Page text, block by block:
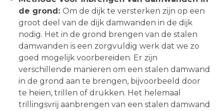
de grond: Om de dijk te versterken zijn op een
groot deel van de dijk damwanden in de dijk
nodig. Het in de grond brengen van de stalen
damwanden is een zorgvuldig werk dat we zo
goed mogelijk voorbereiden. Er zijn
verschillende manieren om een stalen damwand
in de grond aan te brengen, bijvoorbeeld door
te heien, trillen of drukken. Het helemaal
trillingsvrij aanbrengen van een stalen damwand